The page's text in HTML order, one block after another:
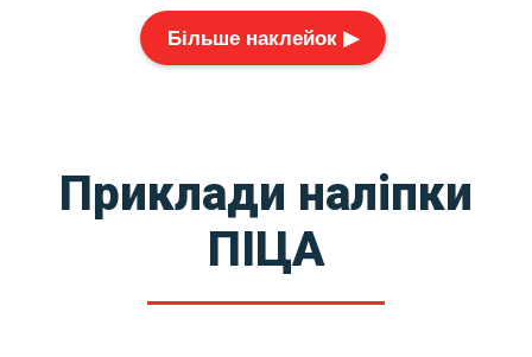
Більше наклейок ▶
Приклади наліпки
ПІЦА